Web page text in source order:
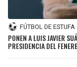
FÚTBOL DE ESTUFA
PONEN A LUIS JAVIER
PRESIDENCIA DEL